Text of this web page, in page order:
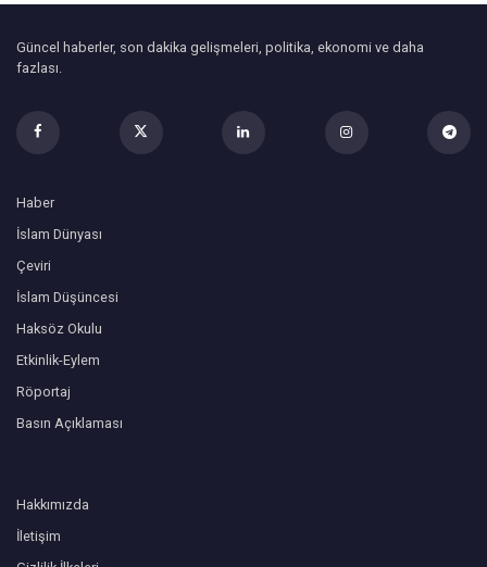
Güncel haberler, son dakika gelişmeleri, politika, ekonomi ve daha
fazlası.
Haber
İslam Dünyası
Çeviri
İslam Düşüncesi
Haksöz Okulu
Etkinlik-Eylem
Röportaj
Basın Açıklaması
Hakkımızda
İletişim